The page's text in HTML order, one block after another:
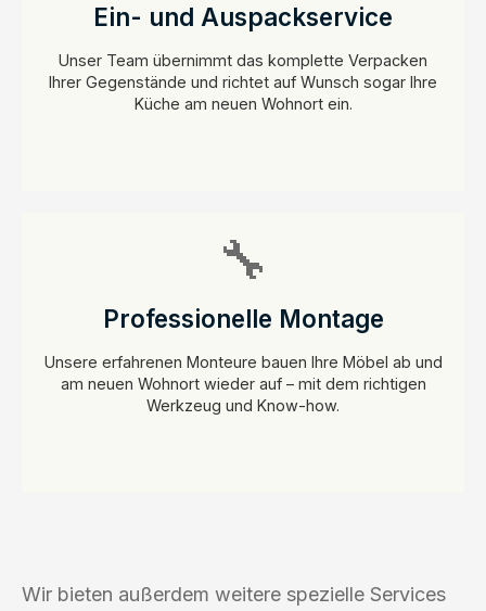
Ein- und Auspackservice
Unser Team übernimmt das komplette Verpacken
Ihrer Gegenstände und richtet auf Wunsch sogar Ihre
Küche am neuen Wohnort ein.
🔧
Professionelle Montage
Unsere erfahrenen Monteure bauen Ihre Möbel ab und
am neuen Wohnort wieder auf – mit dem richtigen
Werkzeug und Know-how.
Wir bieten außerdem weitere spezielle Services